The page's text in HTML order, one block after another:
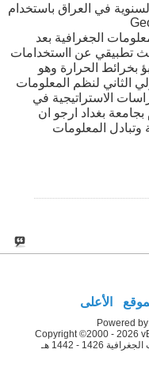
في العراق باستخدام
الجغرافية بعد
تطبيقي عن ااستخدامات
بخرائط الحرارة وهو
الثاني لنظم المعلومات
الاستراتيجية في
بغداد ارجو ان
وتبادل المعلومات
الأعلى
Powered
Copyright ©2000 - 2026
- 1442 هـ